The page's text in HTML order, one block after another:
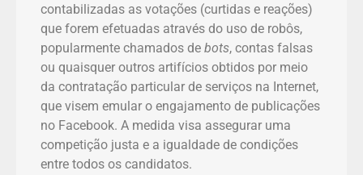
contabilizadas as votações (curtidas e reações)
que forem efetuadas através do uso de robôs,
popularmente chamados de bots, contas falsas
ou quaisquer outros artifícios obtidos por meio
da contratação particular de serviços na Internet,
que visem emular o engajamento de publicações
no Facebook. A medida visa assegurar uma
competição justa e a igualdade de condições
entre todos os candidatos.